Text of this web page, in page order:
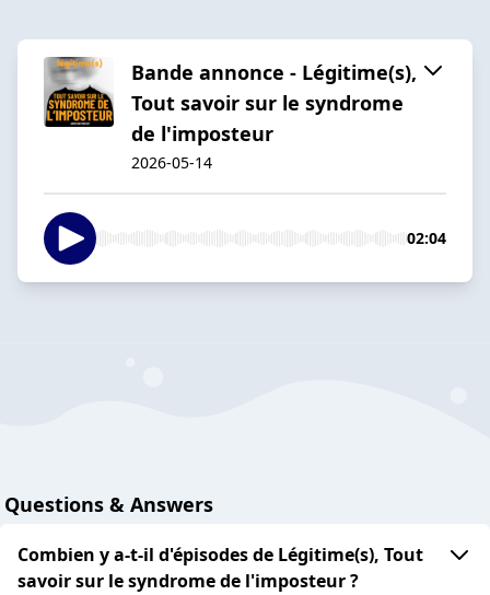
Bande annonce - Légitime(s),
Tout savoir sur le syndrome
de l'imposteur
2026-05-14
02:04
Questions & Answers
Combien y a-t-il d'épisodes de Légitime(s), Tout
savoir sur le syndrome de l'imposteur ?